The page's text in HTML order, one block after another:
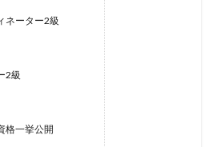
ネーター2級
2級
格一挙公開